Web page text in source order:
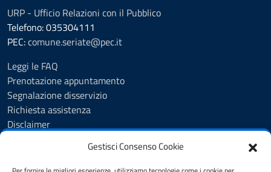
Gestisci Consenso Cookie
URP - Ufficio Relazioni con il Pubblico
Telefono: 035304111
PEC:comune.seriate@pec.it
Leggi le FAQ
Prenotazione appuntamento
Segnalazione disservizio
Richiesta assistenza
Disclaimer
Cookie Policy